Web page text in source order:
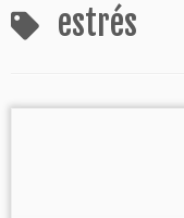
estrés